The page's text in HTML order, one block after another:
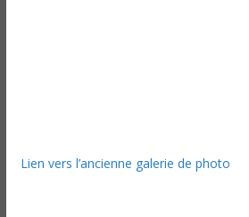
Lien vers l’ancienne galerie de photo